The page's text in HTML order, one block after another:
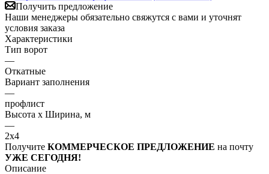
Получить предложение
Наши менеджеры обязательно свяжутся с вами и уточнят
условия заказа
Характеристики
Тип ворот
—
Откатные
Вариант заполнения
—
профлист
Высота х Ширина, м
—
2х4
Получите КОММЕРЧЕСКОЕ ПРЕДЛОЖЕНИЕ на почту
УЖЕ СЕГОДНЯ!
Описание